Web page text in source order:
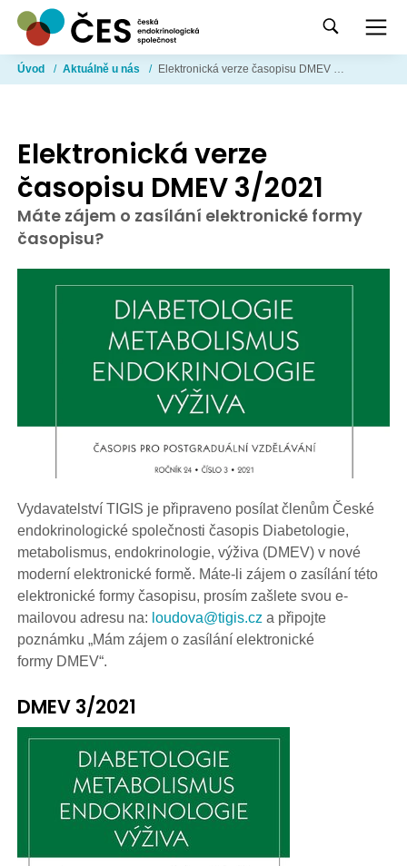
Úvod / Aktuálně u nás / Elektronická verze časopisu DMEV 3/2021
Elektronická verze
časopisu DMEV 3/2021
Máte zájem o zasílání elektronické formy
časopisu?
Vydavatelství TIGIS je připraveno posílat členům České
endokrinologické společnosti časopis Diabetologie,
metabolismus, endokrinologie, výživa (DMEV) v nové
moderní elektronické formě. Máte-li zájem o zasílání této
elektronické formy časopisu, prosím zašlete svou e-
mailovou adresu na: loudova@tigis.cz a připojte
poznámku „Mám zájem o zasílání elektronické
formy DMEV“.
DMEV 3/2021